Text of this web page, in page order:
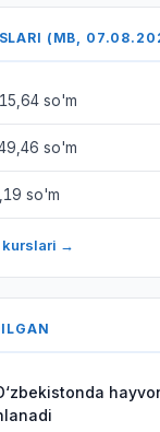
(MB,
so'm
so'm
so'm
kurslari →